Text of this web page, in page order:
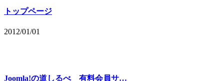
トップページ
2012/01/01
Joomla!の道しるべ 有料会員サ…